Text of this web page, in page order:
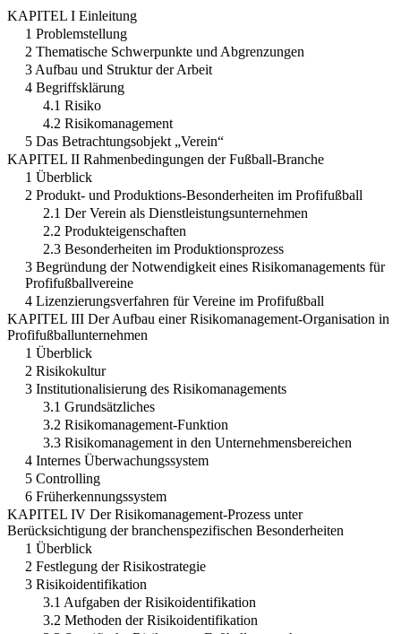
KAPITEL I Einleitung
1 Problemstellung
2 Thematische Schwerpunkte und Abgrenzungen
3 Aufbau und Struktur der Arbeit
4 Begriffsklärung
4.1 Risiko
4.2 Risikomanagement
5 Das Betrachtungsobjekt „Verein“
KAPITEL II Rahmenbedingungen der Fußball-Branche
1 Überblick
2 Produkt- und Produktions-Besonderheiten im Profifußball
2.1 Der Verein als Dienstleistungsunternehmen
2.2 Produkteigenschaften
2.3 Besonderheiten im Produktionsprozess
3 Begründung der Notwendigkeit eines Risikomanagements für
Profifußballvereine
4 Lizenzierungsverfahren für Vereine im Profifußball
KAPITEL III Der Aufbau einer Risikomanagement-Organisation in
Profifußballunternehmen
1 Überblick
2 Risikokultur
3 Institutionalisierung des Risikomanagements
3.1 Grundsätzliches
3.2 Risikomanagement-Funktion
3.3 Risikomanagement in den Unternehmensbereichen
4 Internes Überwachungssystem
5 Controlling
6 Früherkennungssystem
KAPITEL IV Der Risikomanagement-Prozess unter
Berücksichtigung der branchenspezifischen Besonderheiten
1 Überblick
2 Festlegung der Risikostrategie
3 Risikoidentifikation
3.1 Aufgaben der Risikoidentifikation
3.2 Methoden der Risikoidentifikation